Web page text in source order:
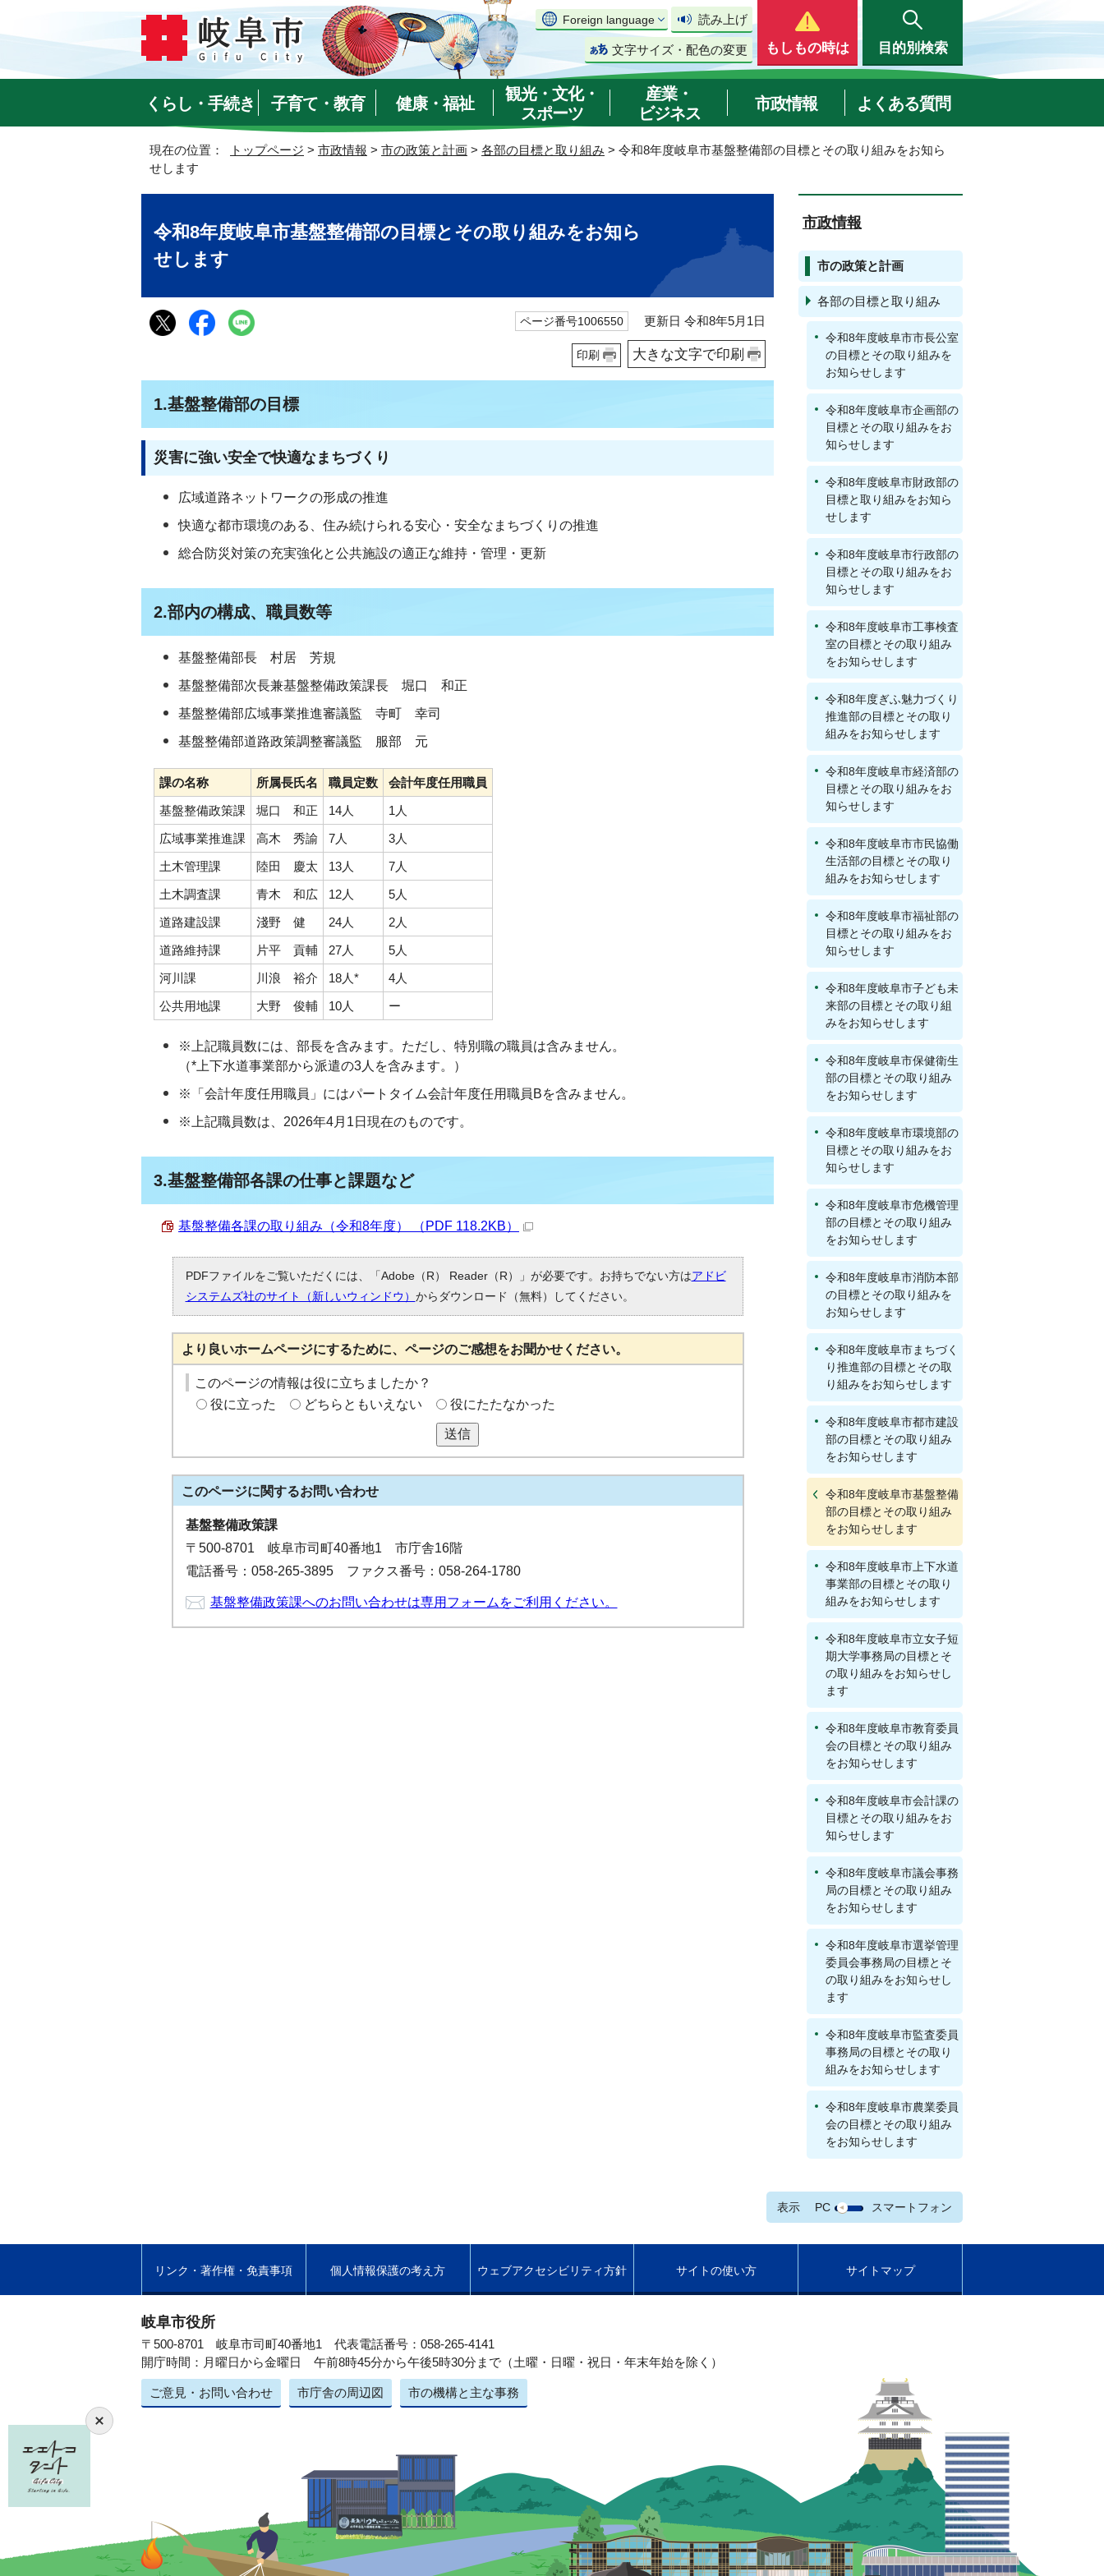
Foreign language 読み上げ
文字サイズ・配色の変更 もしもの時は 目的別検索
くらし・手続き 子育て・教育 健康・福祉
観光・文化・
スポーツ
産業・
ビジネス
市政情報 よくある質問
現在の位置： トップページ > 市政情報 > 市の政策と計画 > 各部の目標と取り組み > 令和8年度岐阜市基盤整備部の目標とその取り組みをお知ら
せします
令和8年度岐阜市基盤整備部の目標とその取り組みをお知ら
せします
ページ番号1006550 更新日 令和8年5月1日
印刷 大きな文字で印刷
1.基盤整備部の目標
災害に強い安全で快適なまちづくり
広域道路ネットワークの形成の推進
快適な都市環境のある、住み続けられる安心・安全なまちづくりの推進
総合防災対策の充実強化と公共施設の適正な維持・管理・更新
2.部内の構成、職員数等
基盤整備部長 村居 芳規
基盤整備部次長兼基盤整備政策課長 堀口 和正
基盤整備部広域事業推進審議監 寺町 幸司
基盤整備部道路政策調整審議監 服部 元
課の名称 所属長氏名 職員定数
会計年度任用職員
基盤整備政策課
堀口 和正 14人
1人
広域事業推進課
高木 秀諭 7人
3人
土木管理課
陸田 慶太 13人
7人
土木調査課
青木 和広 12人
5人
道路建設課
淺野 健 24人
2人
道路維持課
片平 貢輔 27人
5人
河川課
川浪 裕介 18人*
4人
公共用地課
大野 俊輔 10人 ー
※上記職員数には、部長を含みます。ただし、特別職の職員は含みません。
（*上下水道事業部から派遣の3人を含みます。）
※「会計年度任用職員」にはパートタイム会計年度任用職員Bを含みません。
※上記職員数は、2026年4月1日現在のものです。
3.基盤整備部各課の仕事と課題など
基盤整備各課の取り組み（令和8年度） （PDF 118.2KB）
PDFファイルをご覧いただくには、「Adobe（R） Reader（R）」が必要です。お持ちでない方はアドビ
システムズ社のサイト（新しいウィンドウ） からダウンロード（無料）してください。
より良いホームページにするために、ページのご感想をお聞かせください。
このページの情報は役に立ちましたか？
役に立った
どちらともいえない 役にたたなかった
送信
このページに関するお問い合わせ
基盤整備政策課
〒500-8701 岐阜市司町40番地1 市庁舎16階
電話番号：058-265-3895 ファクス番号：058-264-1780
基盤整備政策課へのお問い合わせは専用フォームをご利用ください。
市政情報
市の政策と計画
各部の目標と取り組み
令和8年度岐阜市市長公室
の目標とその取り組みを
お知らせします
令和8年度岐阜市企画部の
目標とその取り組みをお
知らせします
令和8年度岐阜市財政部の
目標と取り組みをお知ら
せします
令和8年度岐阜市行政部の
目標とその取り組みをお
知らせします
令和8年度岐阜市工事検査
室の目標とその取り組み
をお知らせします
令和8年度ぎふ魅力づくり
推進部の目標とその取り
組みをお知らせします
令和8年度岐阜市経済部の
目標とその取り組みをお
知らせします
令和8年度岐阜市市民協働
生活部の目標とその取り
組みをお知らせします
令和8年度岐阜市福祉部の
目標とその取り組みをお
知らせします
令和8年度岐阜市子ども未
来部の目標とその取り組
みをお知らせします
令和8年度岐阜市保健衛生
部の目標とその取り組み
をお知らせします
令和8年度岐阜市環境部の
目標とその取り組みをお
知らせします
令和8年度岐阜市危機管理
部の目標とその取り組み
をお知らせします
令和8年度岐阜市消防本部
の目標とその取り組みを
お知らせします
令和8年度岐阜市まちづく
り推進部の目標とその取
り組みをお知らせします
令和8年度岐阜市都市建設
部の目標とその取り組み
をお知らせします
令和8年度岐阜市基盤整備
部の目標とその取り組み
をお知らせします
令和8年度岐阜市上下水道
事業部の目標とその取り
組みをお知らせします
令和8年度岐阜市立女子短
期大学事務局の目標とそ
の取り組みをお知らせし
ます
令和8年度岐阜市教育委員
会の目標とその取り組み
をお知らせします
令和8年度岐阜市会計課の
目標とその取り組みをお
知らせします
令和8年度岐阜市議会事務
局の目標とその取り組み
をお知らせします
令和8年度岐阜市選挙管理
委員会事務局の目標とそ
の取り組みをお知らせし
ます
令和8年度岐阜市監査委員
事務局の目標とその取り
組みをお知らせします
令和8年度岐阜市農業委員
会の目標とその取り組み
をお知らせします
表示 PC スマートフォン
リンク・著作権・免責事項 個人情報保護の考え方 ウェブアクセシビリティ方針 サイトの使い方 サイトマップ
岐阜市役所
〒500-8701 岐阜市司町40番地1 代表電話番号：058-265-4141
開庁時間：月曜日から金曜日 午前8時45分から午後5時30分まで（土曜・日曜・祝日・年末年始を除く）
ご意見・お問い合わせ 市庁舎の周辺図 市の機構と主な事務